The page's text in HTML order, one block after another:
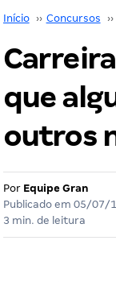
Início ›› Concursos ››
que
outros
Por Equipe Gran
Publicado em 05/07/
3 min. de leitura